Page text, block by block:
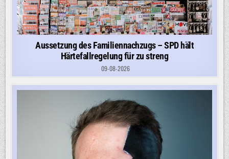
Aussetzung des Familiennachzugs – SPD hält
Härtefallregelung für zu streng
09-08-2026